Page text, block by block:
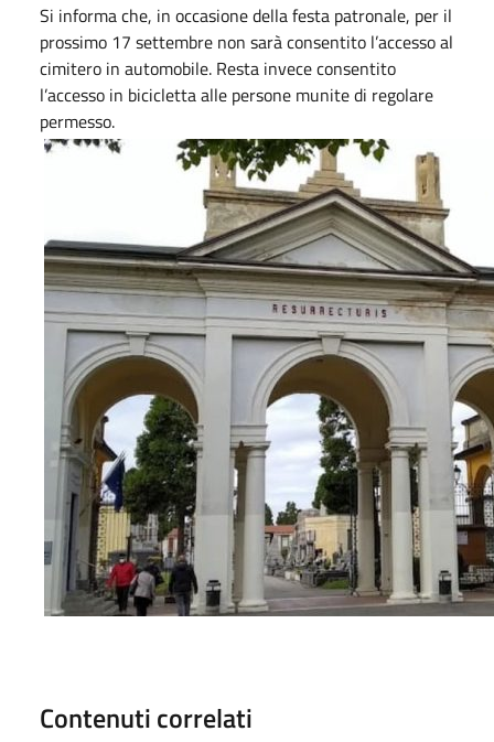
Si informa che, in occasione della festa patronale, per il
prossimo 17 settembre non sarà consentito l’accesso al
cimitero in automobile. Resta invece consentito
l’accesso in bicicletta alle persone munite di regolare
permesso.
Contenuti correlati